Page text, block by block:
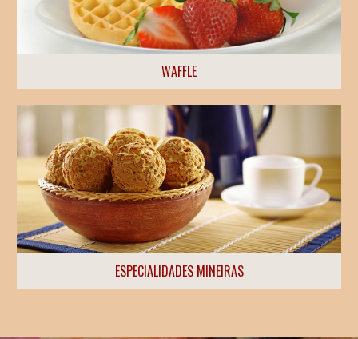
WAFFLE
ESPECIALIDADES MINEIRAS